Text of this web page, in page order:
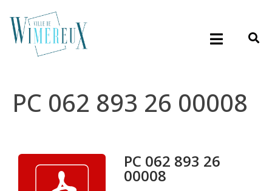
PC 062 893 26 00008
PC 062 893 26
00008